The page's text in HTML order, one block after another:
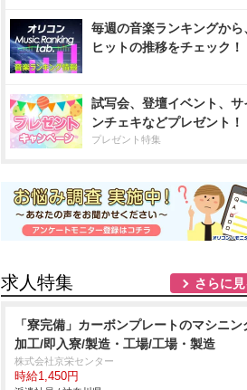
毎週の音楽ランキングから
ヒットの推移をチェック！
試写会、登壇イベント、サ
ンチェキなどプレゼント！
プレゼント特集
求人特集 さらに
「寮完備」カーボンプレートのマシニン
加工/即入寮/製造・工場/工場・製造
株式会社京栄センター
時給1,450円